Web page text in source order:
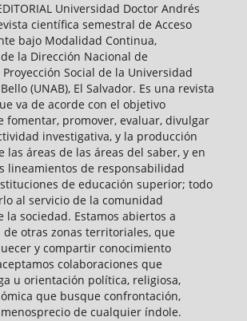
Universidad Doctor Andrés
científica semestral de Acceso
bajo Modalidad Continua,
la Dirección Nacional de
Social de la Universidad
(UNAB), El Salvador. Es una revista
va de acorde con el objetivo
fomentar, promover, evaluar, divulgar
investigativa, y la producción
las áreas de las áreas del saber, y en
lineamientos de responsabilidad
de educación superior; todo
al servicio de la comunidad
la sociedad. Estamos abiertos a
otras zonas territoriales, que
y compartir conocimiento
colaboraciones que
u orientación política, religiosa,
que busque confrontación,
de cualquier índole.